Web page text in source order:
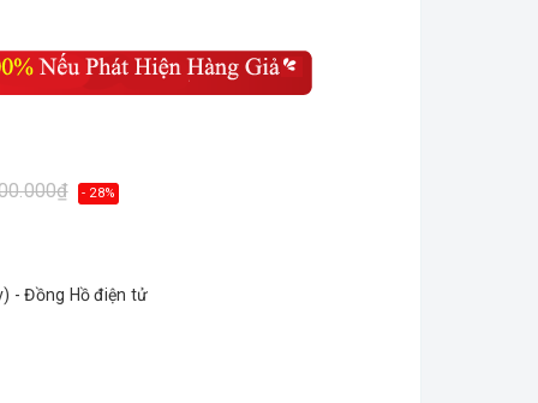
- 28%
- Đồng Hồ điện tử